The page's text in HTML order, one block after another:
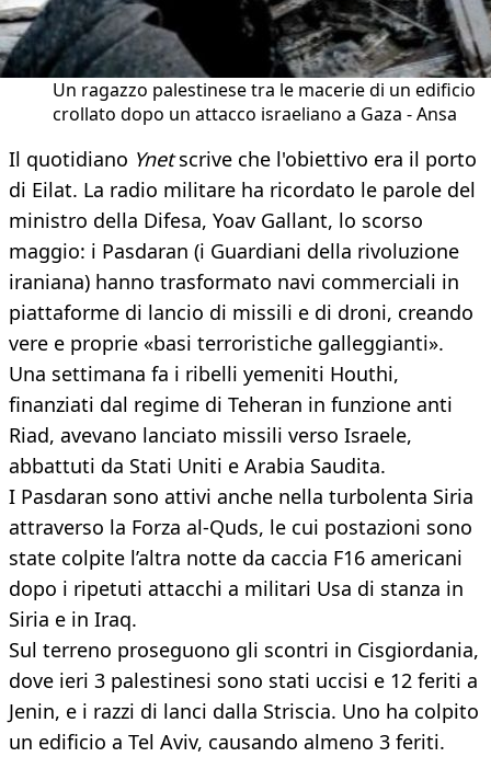
Un ragazzo palestinese tra le macerie di un edificio
crollato dopo un attacco israeliano a Gaza - Ansa
Il quotidiano Ynetscrive che l'obiettivo era il porto
di Eilat. La radio militare ha ricordato le parole del
ministro della Difesa, Yoav Gallant, lo scorso
maggio: i Pasdaran (i Guardiani della rivoluzione
iraniana) hanno trasformato navi commerciali in
piattaforme di lancio di missili e di droni, creando
vere e proprie «basi terroristiche galleggianti».
Una settimana fa i ribelli yemeniti Houthi,
finanziati dal regime di Teheran in funzione anti
Riad, avevano lanciato missili verso Israele,
abbattuti da Stati Uniti e Arabia Saudita.
I Pasdaran sono attivi anche nella turbolenta Siria
attraverso la Forza al-Quds, le cui postazioni sono
state colpite l’altra notte da caccia F16 americani
dopo i ripetuti attacchi a militari Usa di stanza in
Siria e in Iraq.
Sul terreno proseguono gli scontri in Cisgiordania,
dove ieri 3 palestinesi sono stati uccisi e 12 feriti a
Jenin, e i razzi di lanci dalla Striscia. Uno ha colpito
un edificio a Tel Aviv, causando almeno 3 feriti.